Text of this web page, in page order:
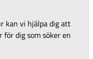
kan vi hjälpa dig att
för dig som söker en